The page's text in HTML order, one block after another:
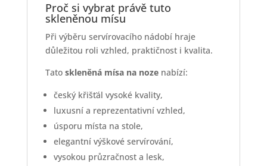
Proč si vybrat právě tuto
skleněnou mísu
Při výběru servírovacího nádobí hraje
důležitou roli vzhled, praktičnost i kvalita.
Tato skleněná mísa na nozenabízí:
český křišťál vysoké kvality,
luxusní a reprezentativní vzhled,
úsporu místa na stole,
elegantní výškové servírování,
vysokou průzračnost a lesk,